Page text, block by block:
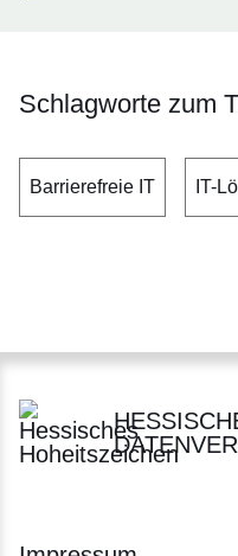
Schlagworte zum
Barrierefreie IT IT-